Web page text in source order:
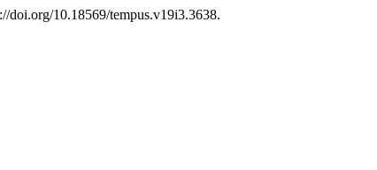
doi.org/10.18569/tempus.v19i3.3638.